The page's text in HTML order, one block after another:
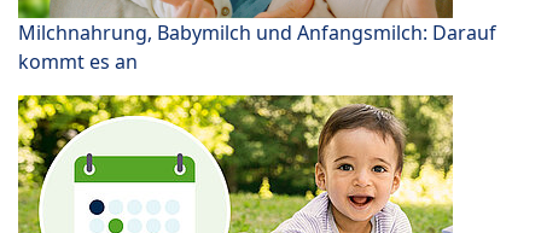
Milchnahrung, Babymilch und Anfangsmilch: Darauf
kommt es an